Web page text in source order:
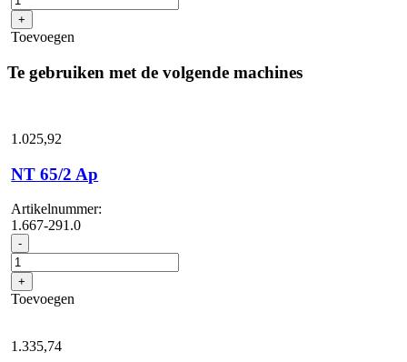
DN
40,
lengte
m,
1,0
+
Toevoegen
Te gebruiken met de volgende machines
1.025,92
NT 65/2 Ap
Artikelnummer:
1.667-291.0
- NT
65/2
Ap
aantal
+
Toevoegen
1.335,74